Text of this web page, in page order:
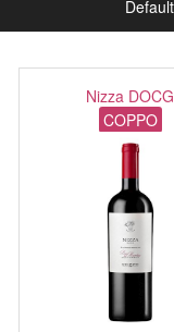
Nizza DOCG
COPPO